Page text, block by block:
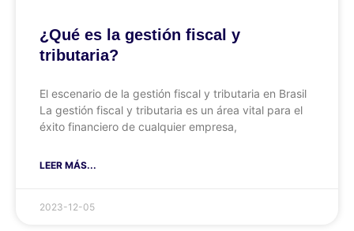
¿Qué es la gestión fiscal y
tributaria?
El escenario de la gestión fiscal y tributaria en Brasil
La gestión fiscal y tributaria es un área vital para el
éxito financiero de cualquier empresa,
LEER MÁS...
2023-12-05